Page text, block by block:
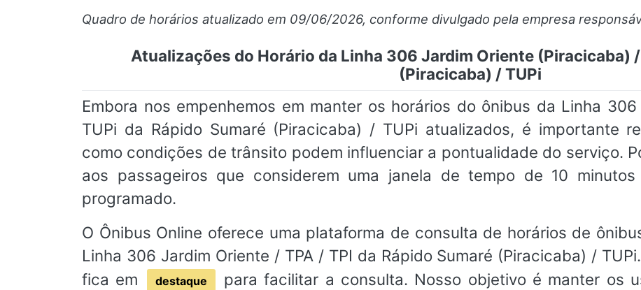
Quadro de horários atualizado em 09/06/2026, conforme divulgado pela empresa
Atualizações do Horário da Linha 306 Jardim Oriente (Piracicaba) /
(Piracicaba) / TUPi
Embora nos empenhemos em manter os horários do ônibus da Linha
TUPi da Rápido Sumaré (Piracicaba) / TUPi atualizados, é importante
como condições de trânsito podem influenciar a pontualidade do serviço.
aos passageiros que considerem uma janela de tempo de 10
programado.
O Ônibus Online oferece uma plataforma de consulta de horários de
Linha 306 Jardim Oriente / TPA / TPI da Rápido Sumaré (Piracicaba) /
fica em
destaque
para facilitar a consulta. Nosso objetivo é manter os